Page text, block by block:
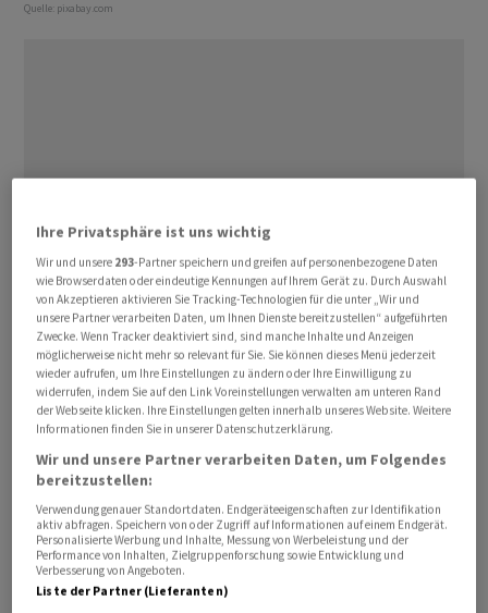
Quelle: pixabay.com
Gemessen am HFRI 500 Fund Weighted Composite Index
verloren die Fonds 4,25 Prozent an Wert, wie aus am
Montag veröffentlichten Daten des Analysehauses
Hedge Fund Research (HFR) hervorgeht. Das Barometer
vollzieht die Entwicklung der grössten weltweit
agierenden Hedgefonds nach. Vor allem bei Aktien- und
Kryptowährungsgeschäften machten die Hedgefonds-
Manager herbe Verluste. Hedgefonds-Manager
Ihre Privatsphäre ist uns wichtig
Wir und unsere 293-Partner speichern und greifen auf personenbezogene Daten
wie Browserdaten oder eindeutige Kennungen auf Ihrem Gerät zu. Durch Auswahl
von Akzeptieren aktivieren Sie Tracking-Technologien für die unter „Wir und
unsere Partner verarbeiten Daten, um Ihnen Dienste bereitzustellen“ aufgeführten
Zwecke. Wenn Tracker deaktiviert sind, sind manche Inhalte und Anzeigen
möglicherweise nicht mehr so relevant für Sie. Sie können dieses Menü jederzeit
wieder aufrufen, um Ihre Einstellungen zu ändern oder Ihre Einwilligung zu
widerrufen, indem Sie auf den Link Voreinstellungen verwalten am unteren Rand
der Webseite klicken. Ihre Einstellungen gelten innerhalb unseres Website. Weitere
Informationen finden Sie in unserer Datenschutzerklärung.
Wir und unsere Partner verarbeiten Daten, um Folgendes
bereitzustellen:
Verwendung genauer Standortdaten. Endgeräteeigenschaften zur Identifikation
aktiv abfragen. Speichern von oder Zugriff auf Informationen auf einem Endgerät.
Personalisierte Werbung und Inhalte, Messung von Werbeleistung und der
Performance von Inhalten, Zielgruppenforschung sowie Entwicklung und
Verbesserung von Angeboten.
Liste der Partner (Lieferanten)